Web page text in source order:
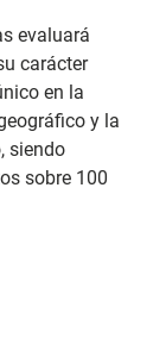
evaluará
carácter
en la
y la
siendo
sobre 100